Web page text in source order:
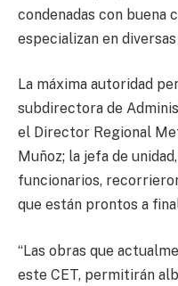
condenadas con buena
especializan en
La máxima autoridad
subdirectora de
el Director Regional
Muñoz; la jefa de
funcionarios,
que están prontos a
“Las obras que
este CET, permitirán